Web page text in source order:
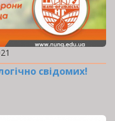
свідомих!